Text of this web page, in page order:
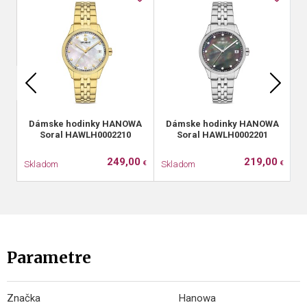
Dámske hodinky HANOWA
Soral HAWLH0002210
Skladom 249,00 €
Dámske hodinky HANOWA
Soral HAWLH0002201
Skladom 219,00 €
Parametre
Značka
Hanowa